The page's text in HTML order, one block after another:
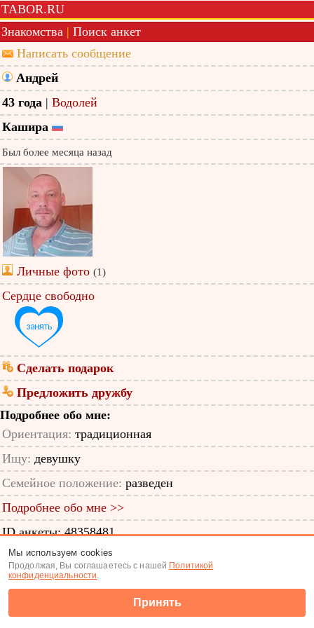
TABOR.RU
Знакомства | Поиск анкет
Написать сообщение
Андрей
43 года | Водолей
Кашира
Был более месяца назад
Личные фото (1)
Сердце свободно
Сделать подарок
Предложить дружбу
Подробнее обо мне:
Ориентация: традиционная
Ищу: девушку
Семейное положение: разведен
Подробнее обо мне >>
ID анкеты: 48358481
Знакомства|Поиск анкет
(c) Tabor.ru 2026
Мы используем cookies
Продолжая, Вы соглашаетесь с нашей Политикой
конфиденциальности.
Принять